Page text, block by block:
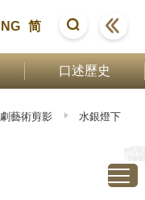
简
口述歷史
藝術剪影 水銀燈下